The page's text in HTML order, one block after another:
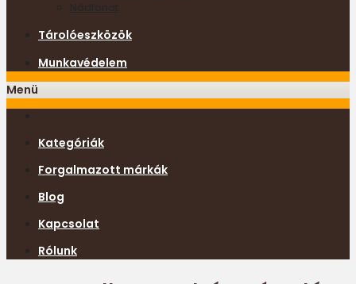
Tárolóeszközök
Munkavédelem
Menü
Kategóriák
Forgalmazott márkák
Blog
Kapcsolat
Rólunk